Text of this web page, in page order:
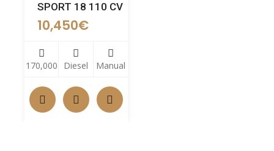
SPORT 18 110 CV
10,450€
170,000 Diesel Manual